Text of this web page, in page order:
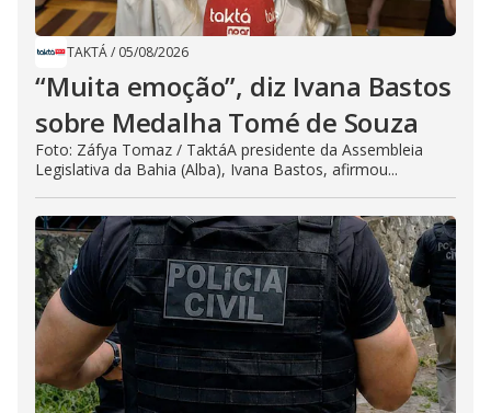
TAKTÁ/ 05/08/2026
“Muita emoção”, diz Ivana Bastos
sobre Medalha Tomé de Souza
Foto: Záfya Tomaz / TaktáA presidente da Assembleia
Legislativa da Bahia (Alba), Ivana Bastos, afirmou...